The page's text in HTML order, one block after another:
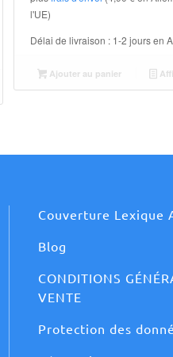
l'UE)
Délai de livraison : 1-2 jours en
Ajouter au panier
Couverture Lexique
Blog
CONDITIONS
VENTE
Protection des